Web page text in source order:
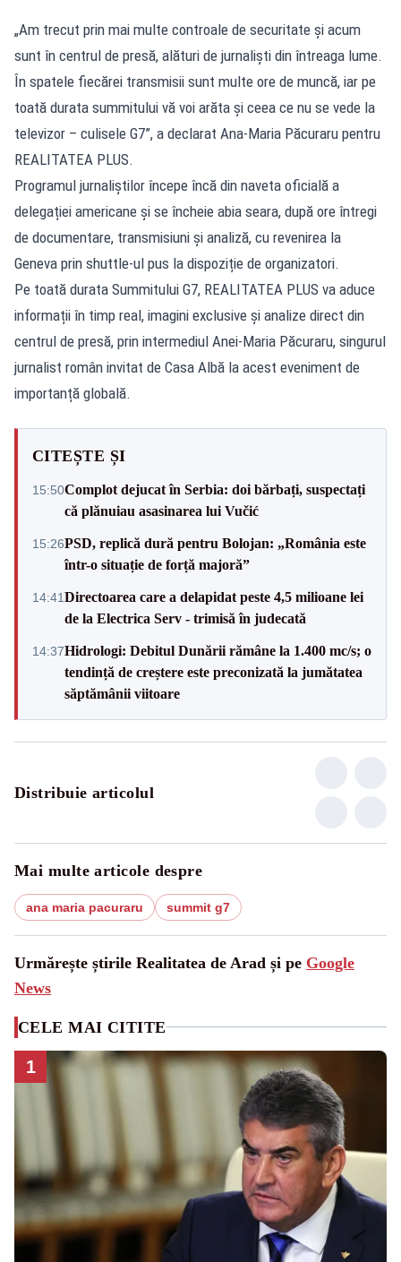
„Am trecut prin mai multe controale de securitate și acum
sunt în centrul de presă, alături de jurnaliști din întreaga lume.
În spatele fiecărei transmisii sunt multe ore de muncă, iar pe
toată durata summitului vă voi arăta și ceea ce nu se vede la
televizor – culisele G7”, a declarat Ana-Maria Păcuraru pentru
REALITATEA PLUS.
Programul jurnaliștilor începe încă din naveta oficială a
delegației americane și se încheie abia seara, după ore întregi
de documentare, transmisiuni și analiză, cu revenirea la
Geneva prin shuttle-ul pus la dispoziție de organizatori.
Pe toată durata Summitului G7, REALITATEA PLUS va aduce
informații în timp real, imagini exclusive și analize direct din
centrul de presă, prin intermediul Anei-Maria Păcuraru, singurul
jurnalist român invitat de Casa Albă la acest eveniment de
importanță globală.
CITEȘTE ȘI
15:50Complot dejucat în Serbia: doi bărbați, suspectați
că plănuiau asasinarea lui Vučić
15:26PSD, replică dură pentru Bolojan: „România este
într-o situație de forță majoră”
14:41Directoarea care a delapidat peste 4,5 milioane lei
de la Electrica Serv - trimisă în judecată
14:37Hidrologi: Debitul Dunării rămâne la 1.400 mc/s; o
tendință de creștere este preconizată la jumătatea
săptămânii viitoare
Distribuie articolul
Mai multe articole despre
ana maria pacuraru summit g7
Urmărește știrile Realitatea de Arad și pe Google
News
CELE MAI CITITE
1